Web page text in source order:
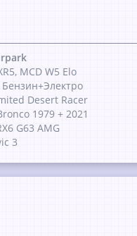
MCD W5 Elo
Desert Racer
1979 + 2021
G63 AMG
3